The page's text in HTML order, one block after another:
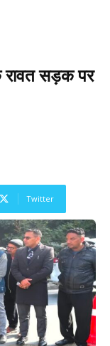
सड़क पर
Twitter